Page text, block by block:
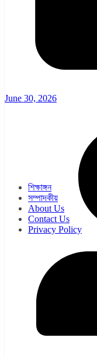
শিক্ষাঙ্গন
সম্পাদকীয়
About Us
Contact Us
Privacy Policy
June 30, 2026